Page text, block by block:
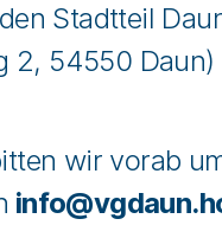
Stadtteil
2, 54550 Daun)
wir vorab